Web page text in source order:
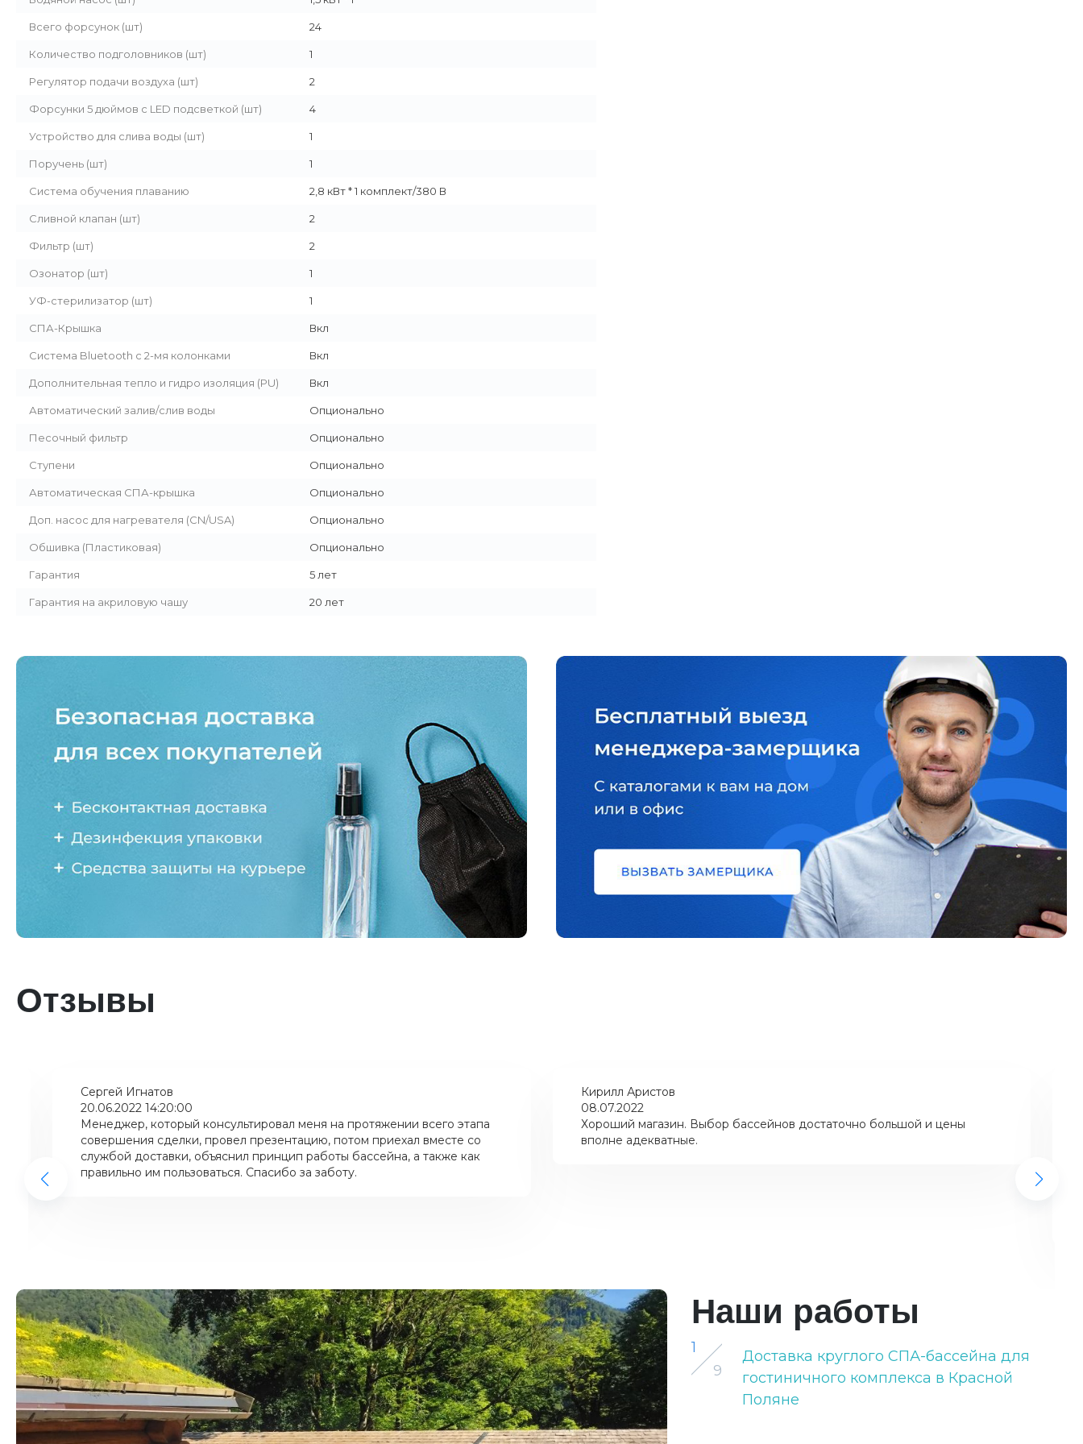
Всего форсунок (шт) 24
Количество подголовников (шт) 1
Регулятор подачи воздуха (шт) 2
Форсунки 5 дюймов с LED подсветкой (шт) 4
Устройство для слива воды (шт) 1
Поручень (шт) 1
Система обучения плаванию 2,8 кВт * 1 комплект/380 В
Сливной клапан (шт) 2
Фильтр (шт) 2
Озонатор (шт) 1
УФ-стерилизатор (шт) 1
СПА-Крышка Вкл
Система Bluetooth с 2-мя колонками Вкл
Дополнительная тепло и гидро изоляция (PU) Вкл
Автоматический залив/слив воды Опционально
Песочный фильтр Опционально
Ступени Опционально
Автоматическая СПА-крышка Опционально
Доп. насос для нагревателя (CN/USA) Опционально
Обшивка (Пластиковая) Опционально
Гарантия 5 лет
Гарантия на акриловую чашу 20 лет
Отзывы
Сергей Игнатов
20.06.2022 14:20:00
Менеджер, который консультировал меня на протяжении всего этапа
совершения сделки, провел презентацию, потом приехал вместе со
службой доставки, объяснил принцип работы бассейна, а также как
правильно им пользоваться. Спасибо за заботу.
Кирилл Аристов
08.07.2022
Хороший магазин. Выбор бассейнов достаточно большой и цены
вполне адекватные.
Наши работы
1
9
Доставка круглого СПА-бассейна для
гостиничного комплекса в Красной
Поляне